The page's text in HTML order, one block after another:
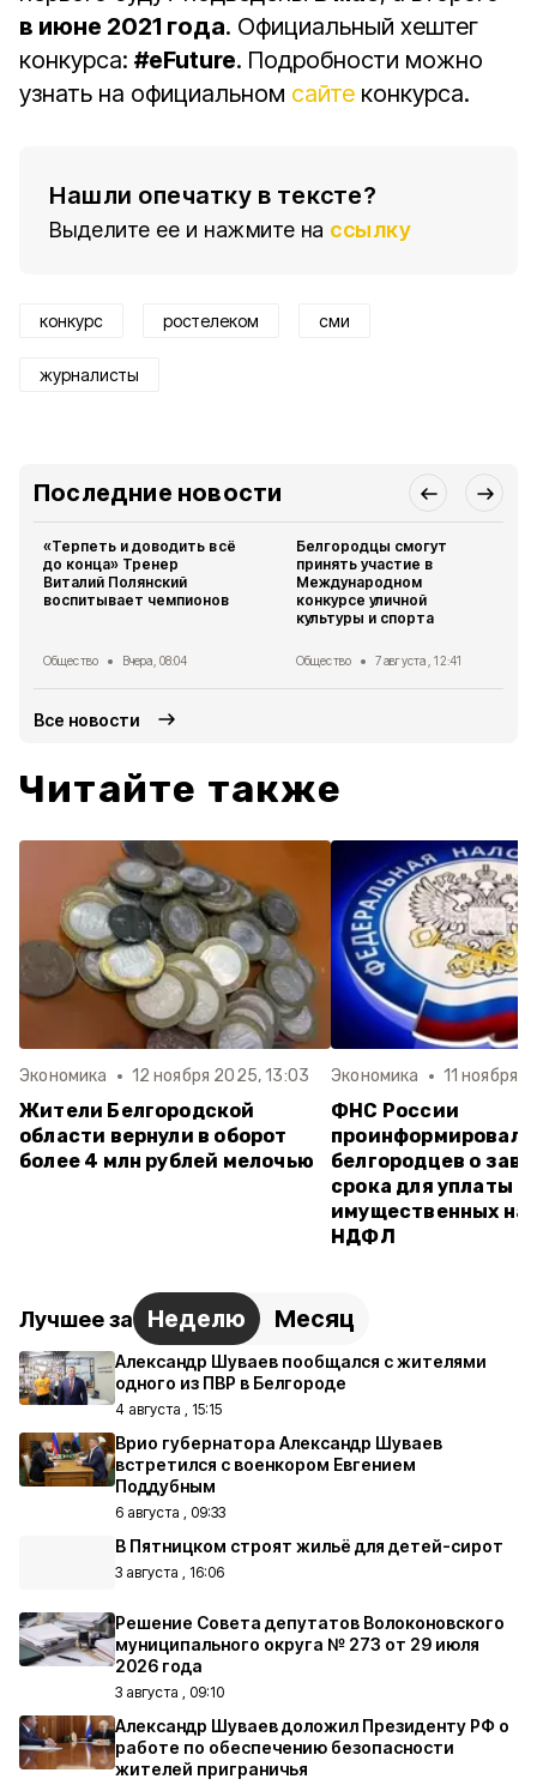
в июне 2021 года. Официальный хештег
конкурса: #eFuture. Подробности можно
узнать на официальном сайте конкурса.
Нашли опечатку в тексте?
Выделите ее и нажмите на ссылку
конкурс ростелеком сми
журналисты
Последние новости
«Терпеть и доводить всё
до конца» Тренер
Виталий Полянский
воспитывает чемпионов
Общество Вчера, 08:04
Белгородцы смогут
принять участие в
Международном
конкурсе уличной
культуры и спорта
Общество 7 августа , 12:41
Все новости
Читайте также
Экономика 12 ноября 2025, 13:03
Жители Белгородской
области вернули в оборот
более 4 млн рублей мелочью
Экономика 11 ноября
ФНС России
проинформировала
белгородцев о
срока для уплаты
имущественных
НДФЛ
Лучшее за Неделю Месяц
Александр Шуваев пообщался с жителями
одного из ПВР в Белгороде
4 августа , 15:15
Врио губернатора Александр Шуваев
встретился с военкором Евгением
Поддубным
6 августа , 09:33
В Пятницком строят жильё для детей-сирот
3 августа , 16:06
Решение Совета депутатов Волоконовского
муниципального округа № 273 от 29 июля
2026 года
3 августа , 09:10
Александр Шуваев доложил Президенту РФ о
работе по обеспечению безопасности
жителей приграничья